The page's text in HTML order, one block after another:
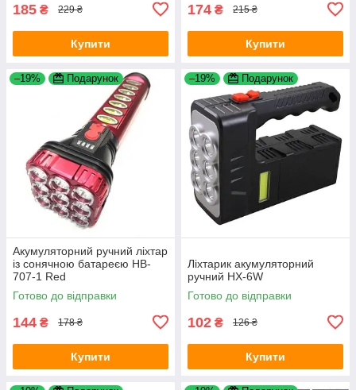
185 ₴ 229 ₴
Купити
174 ₴ 215 ₴
Купити
–19% Подарунок
Акумуляторний ручний ліхтар
із сонячною батареєю HB-
707-1 Red
Готово до відправки
144 ₴ 178 ₴
Купити
–19% Подарунок
Ліхтарик акумуляторний
ручний HX-6W
Готово до відправки
102 ₴ 126 ₴
Купити